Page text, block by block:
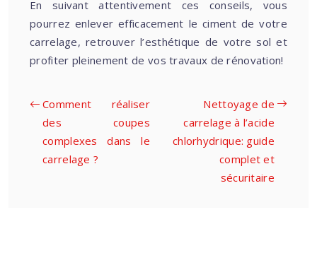
En suivant attentivement ces conseils, vous
pourrez enlever efficacement le ciment de votre
carrelage, retrouver l’esthétique de votre sol et
profiter pleinement de vos travaux de rénovation!
Comment réaliser
des coupes
complexes dans le
carrelage ?
Nettoyage de
carrelage à l’acide
chlorhydrique: guide
complet et
sécuritaire